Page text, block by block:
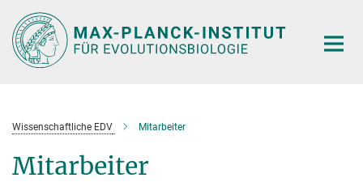
Hauptinhalt
Wissenschaftliche EDV Mitarbeiter
Mitarbeiter